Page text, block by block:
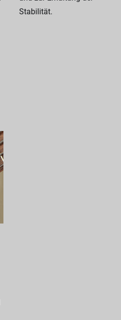
Stabilität.